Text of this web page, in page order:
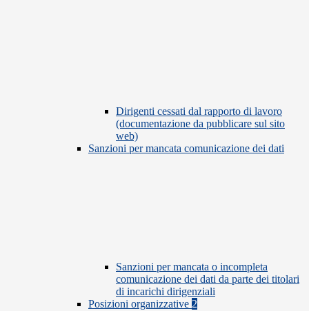
Dirigenti cessati dal rapporto di lavoro
(documentazione da pubblicare sul sito
web)
Sanzioni per mancata comunicazione dei dati
Sanzioni per mancata o incompleta
comunicazione dei dati da parte dei titolari
di incarichi dirigenziali
Posizioni organizzative 2